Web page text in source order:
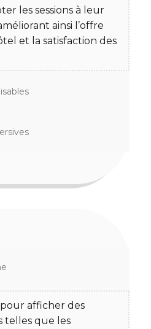
les sessions à leur
ainsi l’offre
et la satisfaction des
afficher des
telles que les